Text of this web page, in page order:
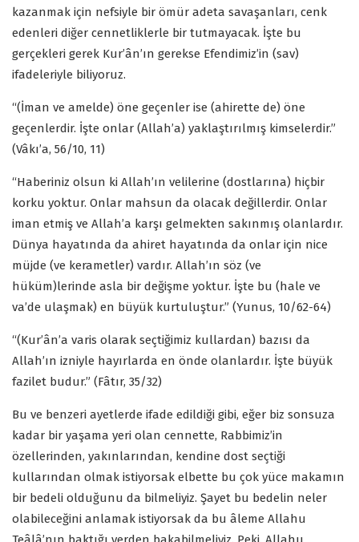
kazanmak için nefsiyle bir ömür adeta savaşanları, cenk
edenleri diğer cennetliklerle bir tutmayacak. İşte bu
gerçekleri gerek Kur’ân’ın gerekse Efendimiz’in (sav)
ifadeleriyle biliyoruz.
“(İman ve amelde) öne geçenler ise (ahirette de) öne
geçenlerdir. İşte onlar (Allah’a) yaklaştırılmış kimselerdir.”
(Vâkı’a, 56/10, 11)
“Haberiniz olsun ki Allah’ın velilerine (dostlarına) hiçbir
korku yoktur. Onlar mahsun da olacak değillerdir. Onlar
iman etmiş ve Allah’a karşı gelmekten sakınmış olanlardır.
Dünya hayatında da ahiret hayatında da onlar için nice
müjde (ve kerametler) vardır. Allah’ın söz (ve
hüküm)lerinde asla bir değişme yoktur. İşte bu (hale ve
va’de ulaşmak) en büyük kurtuluştur.” (Yunus, 10/62-64)
“(Kur’ân’a varis olarak seçtiğimiz kullardan) bazısı da
Allah’ın izniyle hayırlarda en önde olanlardır. İşte büyük
fazilet budur.” (Fâtır, 35/32)
Bu ve benzeri ayetlerde ifade edildiği gibi, eğer biz sonsuza
kadar bir yaşama yeri olan cennette, Rabbimiz’in
özellerinden, yakınlarından, kendine dost seçtiği
kullarından olmak istiyorsak elbette bu çok yüce makamın
bir bedeli olduğunu da bilmeliyiz. Şayet bu bedelin neler
olabileceğini anlamak istiyorsak da bu âleme Allahu